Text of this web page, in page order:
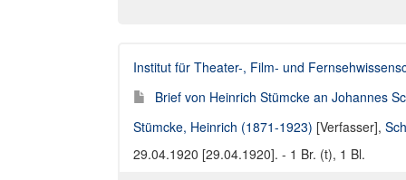
Institut für Theater-, Film- und
Brief von Heinrich Stümcke an Johannes
Stümcke, Heinrich (1871-1923) [Verfasser],
29.04.1920 [29.04.1920]. - 1 Br. (t), 1 Bl.